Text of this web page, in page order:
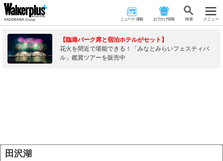
ニュース･連載 おでかけ情報 検 索 メニュー
【臨港パーク席と宿泊ホテルがセット】
花火を間近で堪能できる！「みなとみらいフェスティバ
ル」鑑賞ツアーを販売中
田沢湖